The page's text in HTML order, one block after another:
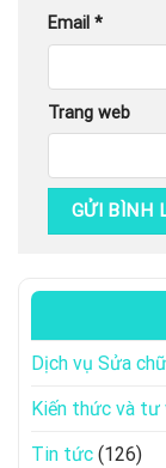
Email *
Trang web
Dịch vụ Sửa
Kiến thức và tư
Tin tức (126)